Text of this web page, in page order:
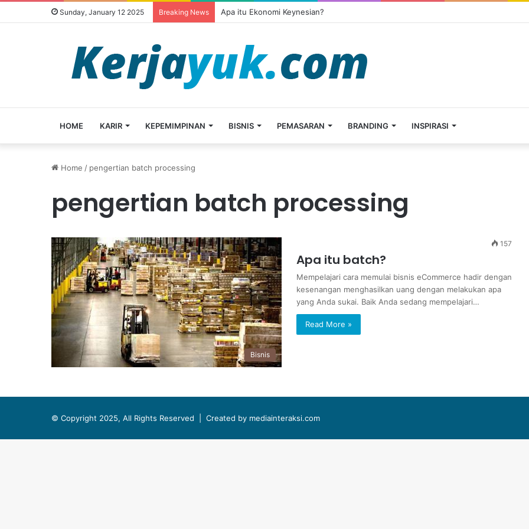
Sunday, January 12 2025 Breaking News Apa itu Ekonomi Keynesian?
HOME KARIR KEPEMIMPINAN BISNIS PEMASARAN BRANDING INSPIRASI
Home / pengertian batch processing
pengertian batch processing
Bisnis
157
Apa itu batch?
Mempelajari cara memulai bisnis eCommerce hadir dengan
kesenangan menghasilkan uang dengan melakukan apa
yang Anda sukai. Baik Anda sedang mempelajari…
Read More »
© Copyright 2025, All Rights Reserved | Created by mediainteraksi.com